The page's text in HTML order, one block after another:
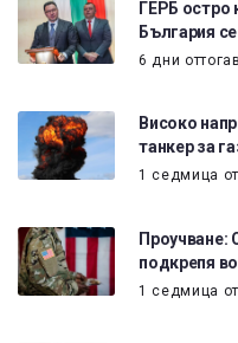
ГЕРБ
България
6 дни
Високо
танкер за
1 седмица
Проучване:
подкрепя
1 седмица